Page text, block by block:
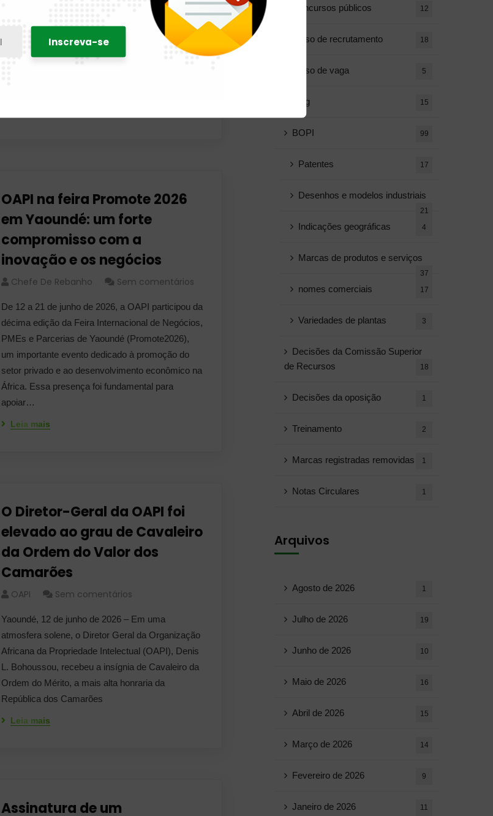
conhecimentos ancestrais, oferecem soluções
terapêuticas para inúmeras doenças em todo o
mundo. Na África, assim como em outras regiões
OAPI na feira Promote 2026
em Yaoundé: um forte
compromisso com a
inovação e os negócios
Chefe De Rebanho Sem comentários
De 12 a 21 de junho de 2026, a OAPI participou da
décima edição da Feira Internacional de Negócios,
PMEs e Parcerias de Yaoundé (Promote2026),
um importante evento dedicado à promoção do
setor privado e ao desenvolvimento econômico na
África. Essa presença foi fundamental para
apoiar…
Leia mais
O Diretor-Geral da OAPI foi
elevado ao grau de Cavaleiro
da Ordem do Valor dos
Camarões
OAPI Sem comentários
Yaoundé, 12 de junho de 2026 – Em uma
atmosfera solene, o Diretor Geral da Organização
Africana da Propriedade Intelectual (OAPI), Denis
L. Bohoussou, recebeu a insígnia de Cavaleiro da
Ordem do Mérito, a mais alta honraria da
República dos Camarões
Leia mais
Assinatura de um
Concursos públicos 12
Aviso de recrutamento 18
Aviso de vaga 5
Blog 15
BOPI 99
Patentes 17
Desenhos e modelos industriais
21
Indicações geográficas 4
Marcas de produtos e serviços
37
nomes comerciais 17
Variedades de plantas 3
Decisões da Comissão Superior
de Recursos
18
Decisões da oposição 1
Treinamento 2
Marcas registradas removidas 1
Notas Circulares 1
Arquivos
Agosto de 2026 1
Julho de 2026 19
Junho de 2026 10
Maio de 2026 16
Abril de 2026 15
Março de 2026 14
Fevereiro de 2026 9
Janeiro de 2026 11